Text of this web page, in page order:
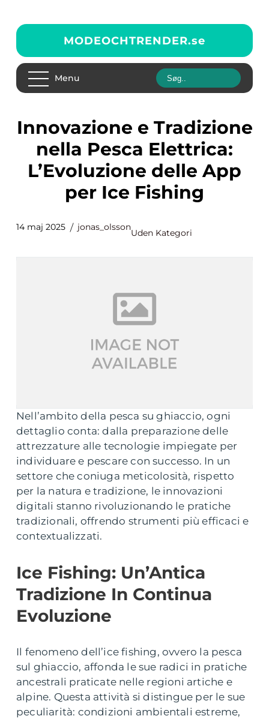
MODEOCHTRENDER.se
Menu
Innovazione e Tradizione
nella Pesca Elettrica:
L’Evoluzione delle App
per Ice Fishing
14 maj 2025 jonas_olsson
Uden Kategori
Nell’ambito della pesca su ghiaccio, ogni
dettaglio conta: dalla preparazione delle
attrezzature alle tecnologie impiegate per
individuare e pescare con successo. In un
settore che coniuga meticolosità, rispetto
per la natura e tradizione, le innovazioni
digitali stanno rivoluzionando le pratiche
tradizionali, offrendo strumenti più efficaci e
contextualizzati.
Ice Fishing: Un’Antica
Tradizione In Continua
Evoluzione
Il fenomeno dell’ice fishing, ovvero la pesca
sul ghiaccio, affonda le sue radici in pratiche
ancestrali praticate nelle regioni artiche e
alpine. Questa attività si distingue per le sue
peculiarità: condizioni ambientali estreme,